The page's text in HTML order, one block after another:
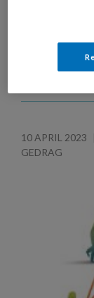
overleed 1
twintigers
10 APRIL 2023
GEDRAG